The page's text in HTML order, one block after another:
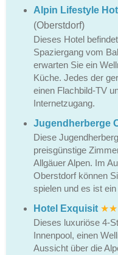
Alpin Lifestyle
(Oberstdorf)
Dieses Hotel
Spaziergang vom
erwarten Sie ein
Küche. Jedes der
einen Flachbild-TV
Internetzugang.
Jugendherberge
Diese
preisgünstige
Allgäuer Alpen. Im
Oberstdorf können
spielen und es ist
Hotel Exquisit
Dieses luxuriöse 4-
Innenpool, einen
Aussicht über die